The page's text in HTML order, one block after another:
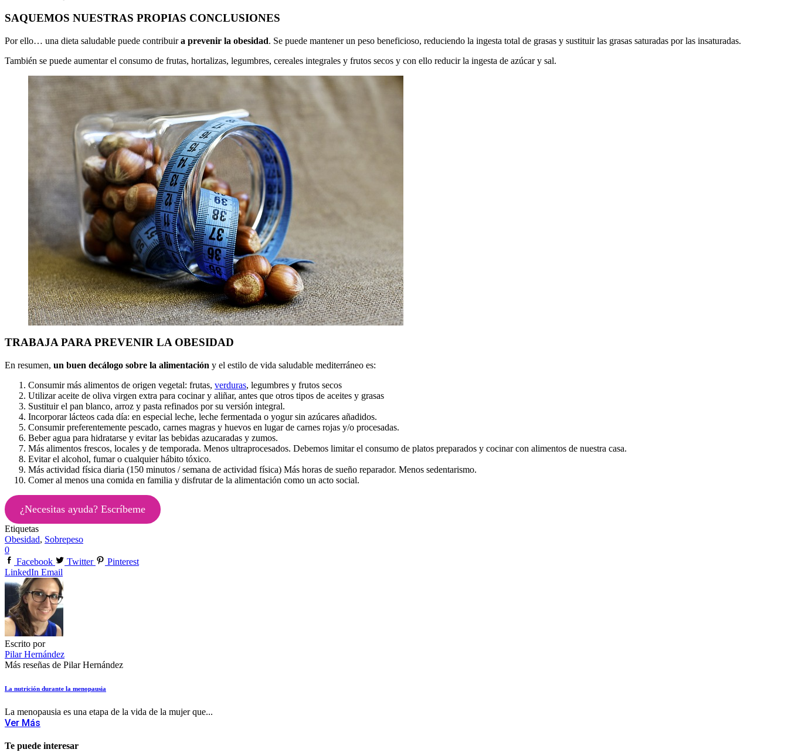
SAQUEMOS NUESTRAS PROPIAS CONCLUSIONES
Por ello… una dieta saludable puede contribuira prevenir la obesidad. Se puede mantener un peso beneficioso, reduciendo la ingesta total de grasas y sustituir las grasas saturadas por las insaturadas.
También se puede aumentar el consumo de frutas, hortalizas, legumbres, cereales integrales y frutos secos y con ello reducir la ingesta de azúcar y sal.
TRABAJA PARA PREVENIR LA OBESIDAD
En resumen, un buen decálogo sobre la alimentación y el estilo de vida saludable mediterráneo es:
Consumir más alimentos de origen vegetal: frutas, verduras, legumbres y frutos secos
Utilizar aceite de oliva virgen extra para cocinar y aliñar, antes que otros tipos de aceites y grasas
Sustituir el pan blanco, arroz y pasta refinados por su versión integral.
Incorporar lácteos cada día: en especial leche, leche fermentada o yogur sin azúcares añadidos.
Consumir preferentemente pescado, carnes magras y huevos en lugar de carnes rojas y/o procesadas.
Beber agua para hidratarse y evitar las bebidas azucaradas y zumos.
Más alimentos frescos, locales y de temporada. Menos ultraprocesados. Debemos limitar el consumo de platos preparados y cocinar con alimentos de nuestra casa.
Evitar el alcohol, fumar o cualquier hábito tóxico.
Más actividad física diaria (150 minutos / semana de actividad física) Más horas de sueño reparador. Menos sedentarismo.
Comer al menos una comida en familia y disfrutar de la alimentación como un acto social.
¿Necesitas ayuda? Escríbeme
Etiquetas
Obesidad, Sobrepeso
0
Facebook
Twitter
Pinterest
LinkedIn Email
Escrito por
Pilar Hernández
Más reseñas de Pilar Hernández
La nutrición durante la menopausia
La menopausia es una etapa de la vida de la mujer que...
Ver Más
Te puede interesar